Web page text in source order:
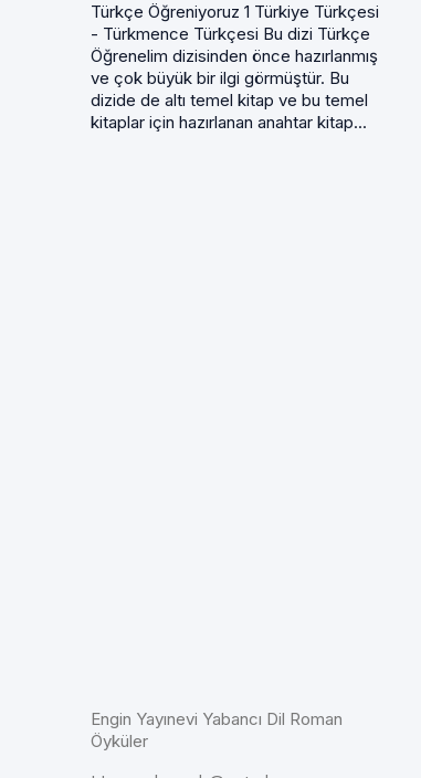
Türkçe Öğreniyoruz 1 Türkiye Türkçesi
- Türkmence Türkçesi Bu dizi Türkçe
Öğrenelim dizisinden önce hazırlanmış
ve çok büyük bir ilgi görmüştür. Bu
dizide de altı temel kitap ve bu temel
kitaplar için hazırlanan anahtar kitap...
Engin Yayınevi Yabancı Dil Roman
Öyküler